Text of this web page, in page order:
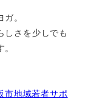
。
しさを少しでも
市地域若者サポ